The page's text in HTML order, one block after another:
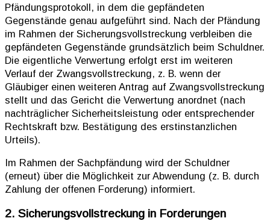
Pfändungsprotokoll, in dem die gepfändeten
Gegenstände genau aufgeführt sind. Nach der Pfändung
im Rahmen der Sicherungsvollstreckung verbleiben die
gepfändeten Gegenstände grundsätzlich beim Schuldner.
Die eigentliche Verwertung erfolgt erst im weiteren
Verlauf der Zwangsvollstreckung, z. B. wenn der
Gläubiger einen weiteren Antrag auf Zwangsvollstreckung
stellt und das Gericht die Verwertung anordnet (nach
nachträglicher Sicherheitsleistung oder entsprechender
Rechtskraft bzw. Bestätigung des erstinstanzlichen
Urteils).
Im Rahmen der Sachpfändung wird der Schuldner
(erneut) über die Möglichkeit zur Abwendung (z. B. durch
Zahlung der offenen Forderung) informiert.
2. Sicherungsvollstreckung in Forderungen